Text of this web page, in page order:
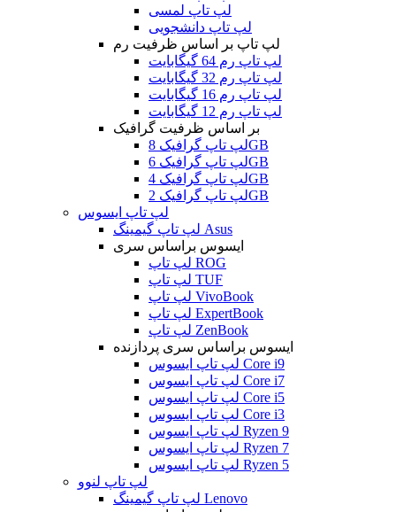
لپ تاپ لمسی
لپ تاپ دانشجویی
لپ تاپ بر اساس ظرفیت رم
لپ تاپ رم 64 گیگابایت
لپ تاپ رم 32 گیگابایت
لپ تاپ رم 16 گیگابایت
لپ تاپ رم 12 گیگابایت
بر اساس ظرفیت گرافیک
لپ تاپ گرافیک 8GB
لپ تاپ گرافیک 6GB
لپ تاپ گرافیک 4GB
لپ تاپ گرافیک 2GB
لپ تاپ ایسوس
لپ تاپ گیمینگ Asus
ایسوس براساس سری
لپ تاپ ROG
لپ تاپ TUF
لپ تاپ VivoBook
لپ تاپ ExpertBook
لپ تاپ ZenBook
ایسوس براساس سری پردازنده
لپ تاپ ایسوس Core i9
لپ تاپ ایسوس Core i7
لپ تاپ ایسوس Core i5
لپ تاپ ایسوس Core i3
لپ تاپ ایسوس Ryzen 9
لپ تاپ ایسوس Ryzen 7
لپ تاپ ایسوس Ryzen 5
لپ تاپ لنوو
لپ تاپ گیمینگ Lenovo